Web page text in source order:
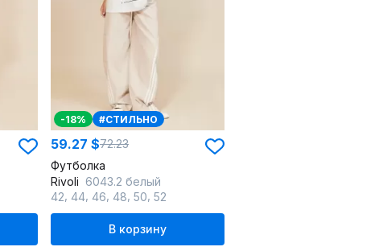
-18% #СТИЛЬНО
59.27 $72.23
Футболка
Rivoli 6043.2 белый
42 44 46 48 50 52
В корзину